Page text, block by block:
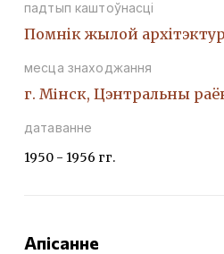
падтып каштоўнасці
Помнiк жылой
месца знаходжання
г. Мінск, Цэнтральны
датаванне
1950 - 1956 гг.
Апісанне